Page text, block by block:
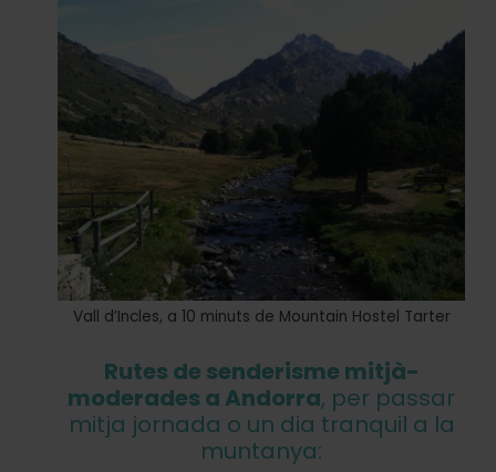
Vall d’Incles, a 10 minuts de Mountain Hostel Tarter
Rutes de senderisme mitjà-
moderades a Andorra, per passar
mitja jornada o un dia tranquil a la
muntanya: